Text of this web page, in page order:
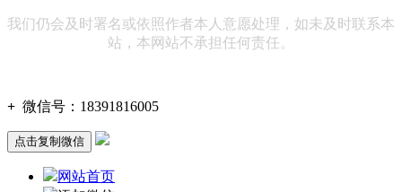
我们仍会及时署名或依照作者本人意愿处理，如未及时联系本
站，本网站不承担任何责任。
+ 微信号： 18391816005
点击复制微信
网站首页